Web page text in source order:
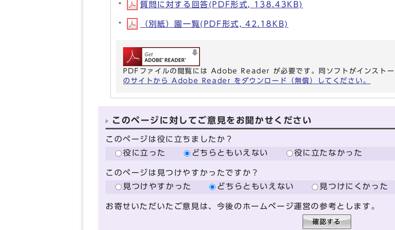
質問に対する回答(PDF形式, 138.43KB)
（別紙）園一覧(PDF形式, 42.18KB)
PDFファイルの閲覧には Adobe Reader が必要です。同ソフトがインストー
のサイトから Adobe Reader をダウンロード（無償）してください。
このページに対してご意見をお聞かせください
このページは役に立ちましたか？
役に立った
どちらともいえない 役に立たなかった
このページは見つけやすかったですか？
見つけやすかった
どちらともいえない 見つけにくかった
お寄せいただいたご意見は、今後のホームページ運営の参考とします。